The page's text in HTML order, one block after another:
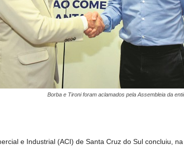
Borba e Tironi foram aclamados pela Assembleia da
e Industrial (ACI) de Santa Cruz do Sul concluiu,